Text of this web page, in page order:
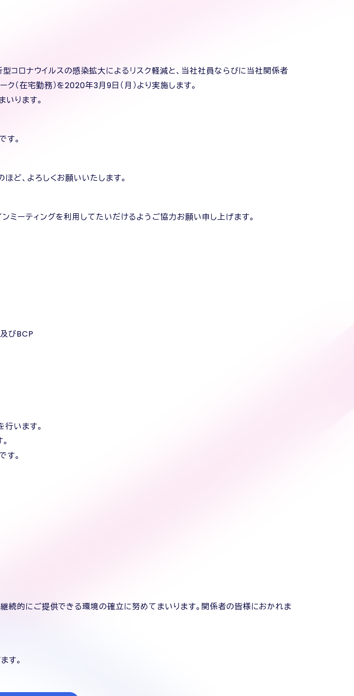
コロナウイルスの感染拡大によるリスク軽減と、当社社員ならびに当社関係者
在宅勤務）を2020年3月9日（月）より実施します。
ります。
。
ど、よろしくお願いいたします。
ミーティングを利用してたいだけるようご協力お願い申し上げます。
びBCP
います。
。
続的にご提供できる環境の確立に努めてまいります。関係者の皆様におかれま
す。